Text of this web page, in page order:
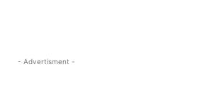
- Advertisment -